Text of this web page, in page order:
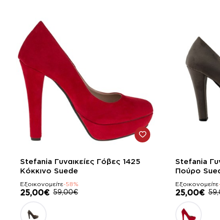
-58%
Stefania Γυναικείες Γόβες 1425
Κόκκινο Suede
Εξοικονομείτε-58%
25,00€ 59,00€
-58%
Stefania
Πούρο
Εξοικονομείτε
25,00€